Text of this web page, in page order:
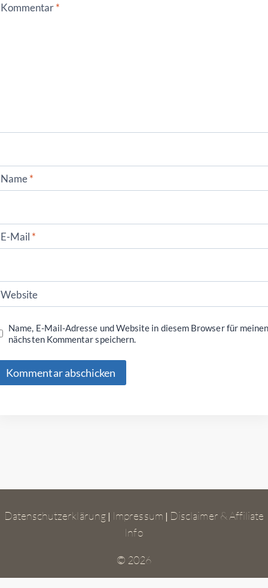
Kommentar*
Name*
E-Mail *
Website
Name, E-Mail-Adresse und Website in diesem Browser für
nächsten Kommentar speichern.
Datenschutzerklärung | Impressum | Disclaimer & Affiliate
Info
© 2026